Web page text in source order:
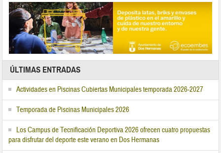
ÚLTIMAS ENTRADAS
Actividades en Piscinas Cubiertas Municipales temporada 2026-2027
Temporada de Piscinas Municipales 2026
Los Campus de Tecnificación Deportiva 2026 ofrecen cuatro propuestas
para disfrutar del deporte este verano en Dos Hermanas